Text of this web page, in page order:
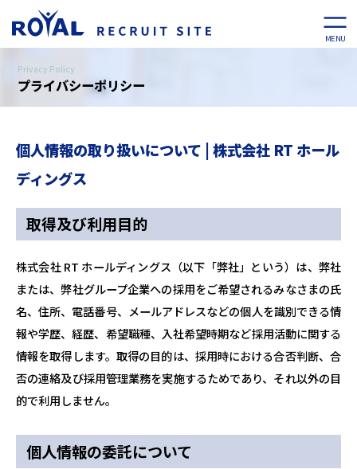
MENU
Privacy Policy
プライバシーポリシー
個人情報の取り扱いについて | 株式会社 RT ホール
ディングス
取得及び利用目的
株式会社 RT ホールディングス（以下「弊社」という）は、弊社
または、弊社グループ企業への採用をご希望されるみなさまの氏
名、住所、電話番号、メールアドレスなどの個人を識別できる情
報や学歴、経歴、希望職種、入社希望時期など採用活動に関する
情報を取得します。取得の目的は、採用時における合否判断、合
否の連絡及び採用管理業務を実施するためであり、それ以外の目
的で利用しません。
個人情報の委託について